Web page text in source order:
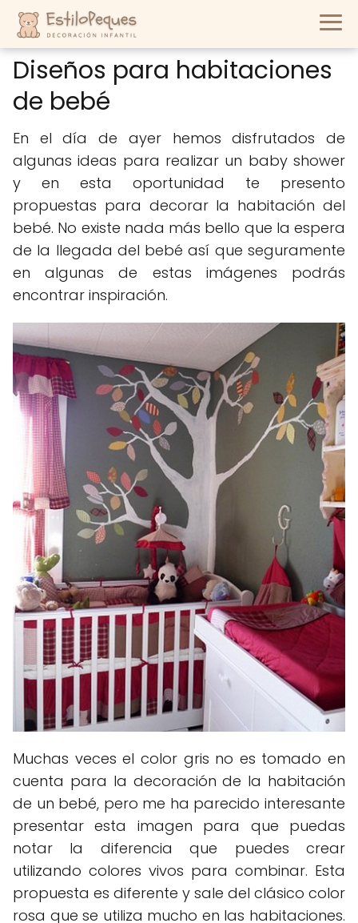
Diseños para habitaciones
de bebé
En el día de ayer hemos disfrutados de
algunas ideas para realizar un baby shower
y en esta oportunidad te presento
propuestas para decorar la habitación del
bebé. No existe nada más bello que la espera
de la llegada del bebé así que seguramente
en algunas de estas imágenes podrás
encontrar inspiración.
Muchas veces el color gris no es tomado en
cuenta para la decoración de la habitación
de un bebé, pero me ha parecido interesante
presentar esta imagen para que puedas
notar la diferencia que puedes crear
utilizando colores vivos para combinar. Esta
propuesta es diferente y sale del clásico color
rosa que se utiliza mucho en las habitaciones.